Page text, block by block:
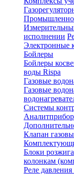
исполнении
Электронные
Бойлеры
Бойлеры
воды Rispa
Газовые
Газовые
Системы
Аналитприбор
Клапан
Блоки розжига
колонкам
Реле давления